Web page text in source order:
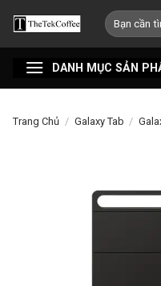
Tìm
kiếm:
DANH MỤC SẢN
Trang Chủ / Galaxy Tab /